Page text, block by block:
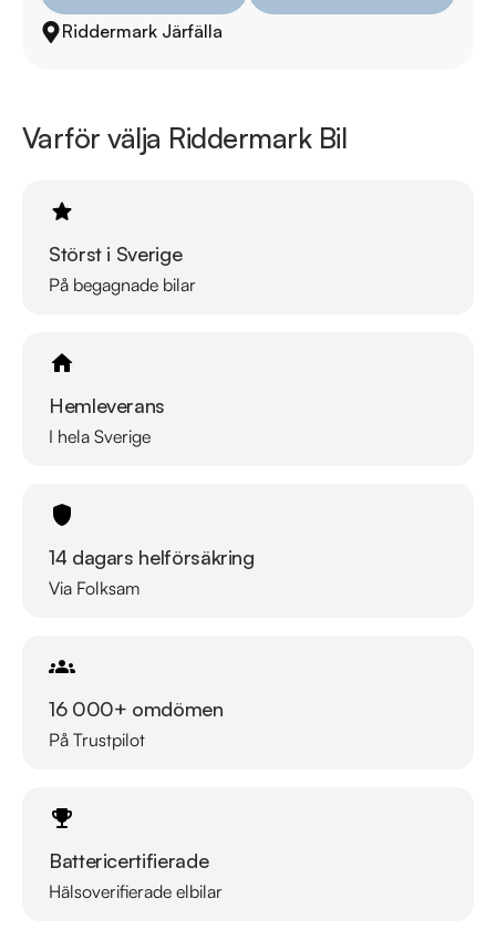
Varför välja Riddermark Bil
Störst i Sverige
På begagnade bilar
Hemleverans
I hela Sverige
14 dagars helförsäkring
Via Folksam
16 000+ omdömen
På Trustpilot
Battericertifierade
Hälsoverifierade elbilar
Läs mer om oss
Besökstider i butik:
Måndag - Fredag: 09:00 - 19:00
RIDDERMARK BIL TRYGGHETSPAKET:
månaders garanti och komplettera med extra
hjuluppsättningar till bra priser. Gör ditt bilköp tryggt och
enkelt hos oss.
idag för att reservera din bil: 08-572 142 40. Vi erbjuder även
Folksam.
https://www.youtube.com/watch?v=EvmgI7cNqkUFWD86J
Välkomna!
Riddermark Järfälla